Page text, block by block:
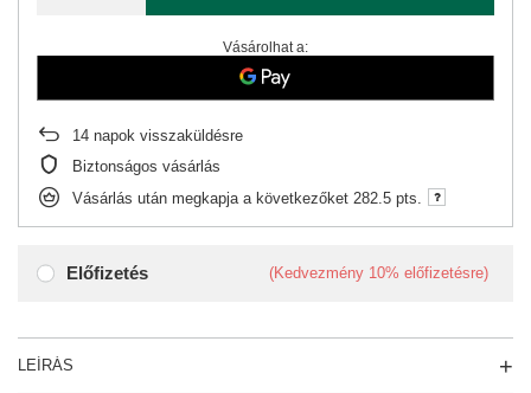
Előfizetés (Kedvezmény 10% előfizetésre)
Vásárolhat a:
14 napok visszaküldésre
Biztonságos vásárlás
Vásárlás után megkapja a következőket 282.5 pts.
LEÍRÁS